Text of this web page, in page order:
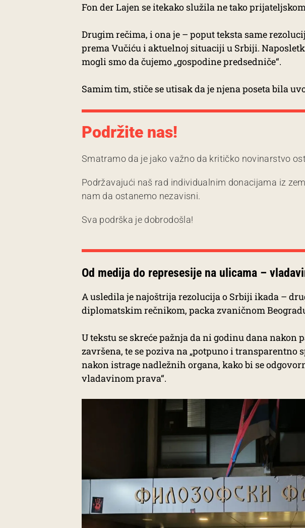
Fon der Lajen se itekako služila ne tako
Drugim rečima, i ona je – poput teksta same
prema Vučiću i aktuelnoj situaciji u Srbiji.
mogli smo da čujemo „gospodine predsedniče“.
Samim tim, stiče se utisak da je njena poseta bila
Podržite nas!
Smatramo da je jako važno da kritičko novinarstvo
Podržavajući naš rad individualnim donacijama iz
nam da ostanemo nezavisni.
Sva podrška je dobrodošla!
Od medija do represesije na ulicama –
A usledila je najoštrija rezolucija o Srbiji ikada –
diplomatskim rečnikom, packa zvaničnom
U tekstu se skreće pažnja da ni godinu dana nakon
završena, te se poziva na „potpuno i
nakon istrage nadležnih organa, kako bi se
vladavinom prava“.